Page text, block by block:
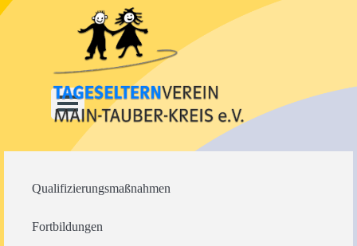
Direkt zum Seiteninhalt
Menü überspringen
Qualifizierungsmaßnahmen
Fortbildungen